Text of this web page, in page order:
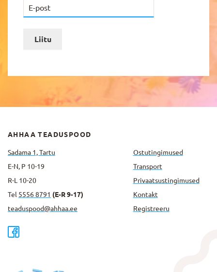
Liitu
AHHAA TEADUSPOOD
Sadama 1, Tartu
E-N, P 10-19
R-L 10-20
Tel 5556 8791 (E-R 9-17)
teaduspood@ahhaa.ee
Ostutingimused
Transport
Privaatsus­tingimused
Kontakt
Registreeru